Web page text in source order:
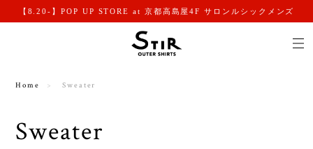
【8.20-】POP UP STORE at 京都高島屋4F サロンルシックメンズ
Home Sweater
Sweater